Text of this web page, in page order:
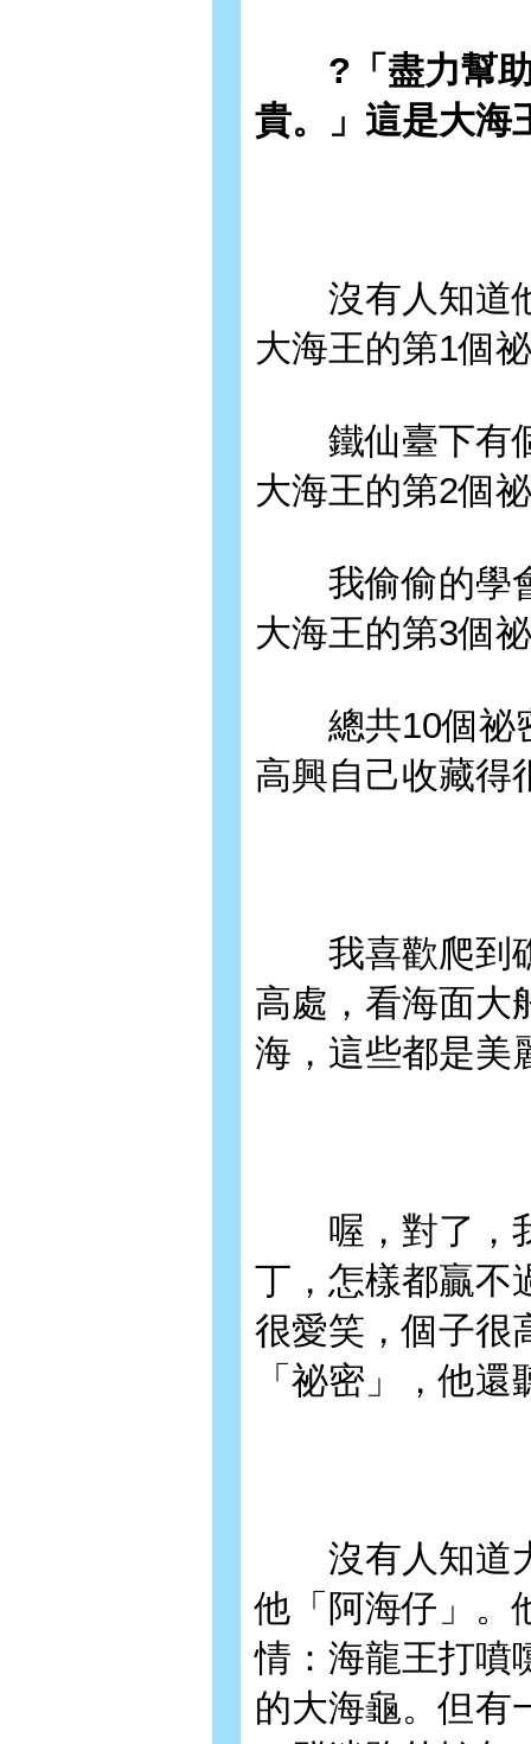
?「盡力幫助
貴。」這是大海
沒有人知道他
大海王的第1個
鐵仙臺下有個
大海王的第2個
我偷偷的學會
大海王的第3個
總共10個祕密
高興自己收藏得
我喜歡爬到礁
高處，看海面大
海，這些都是美
喔，對了，我
丁，怎樣都贏不
很愛笑，個子很
「祕密」，他
沒有人知道大
他「阿海仔」。
情：海龍王打噴
的大海龜。但有